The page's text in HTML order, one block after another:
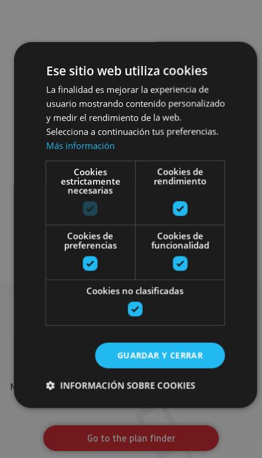
Arquitectura civil Visitas guiadas
Find more plans
Find more plans and suggestions to round off your trip in
Navarre: organised activities, tours and the most important
Go to the plan finder
Ese sitio web utiliza cookies
La finalidad es mejorar la experiencia de
usuario mostrando contenido personalizado
y medir el rendimiento de la web.
Selecciona a continuación tus preferencias.
Más información
Cookies
estrictamente
necesarias
Cookies de
rendimiento
Cookies de
preferencias
Cookies de
funcionalidad
Cookies no clasificadas
GUARDAR Y CERRAR
INFORMACIÓN SOBRE COOKIES